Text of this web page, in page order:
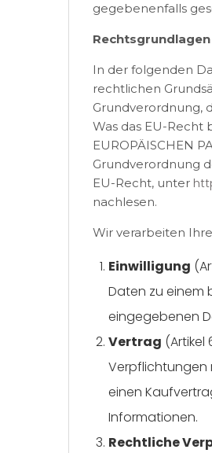
gegebenenfalls
Rechtsgrundlagen
In der folgenden
rechtlichen
Grundverordnung,
Was das EU-Recht
EUROPÄISCHEN
Grundverordnung
EU-Recht, unter
nachlesen.
Wir verarbeiten
Einwilligung
Daten zu einem
eingegebenen
Vertrag (Artikel
Verpflichtungen
einen
Informationen.
Rechtliche